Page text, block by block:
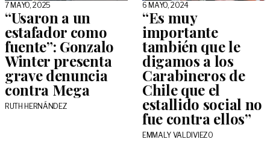
7 MAYO, 2025
“Usaron a un
estafador como
fuente”: Gonzalo
Winter presenta
grave denuncia
contra Mega
RUTH HERNÁNDEZ
6 MAYO, 2024
“Es muy
importante
también que le
digamos a los
Carabineros de
Chile que el
estallido social no
fue contra ellos”
EMMALY VALDIVIEZO